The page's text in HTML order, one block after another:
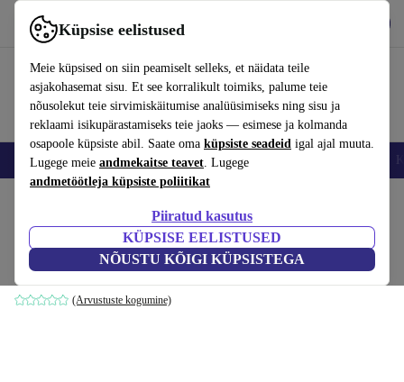
Küpsise eelistused
Meie küpsised on siin peamiselt selleks, et näidata teile
asjakohasemat sisu. Et see korralikult toimiks, palume teie
nõusolekut teie sirvimiskäitumise analüüsimiseks ning sisu ja
reklaami isikupärastamiseks teie jaoks — esimese ja kolmanda
osapoole küpsiste abil. Saate oma küpsiste seadeid igal ajal muuta.
Lugege meie andmekaitse teavet. Lugege
andmetöötleja küpsiste poliitikat
Piiratud kasutus
KÜPSISE EELISTUSED
NÕUSTU KÕIGI KÜPSISTEGA
Kasuta rakendust refurbed kiirelt ja lihtsalt
Nutitelefoni Sülearvutid Tahvelarvutid Nutikellad
Madison voodiga diivan Danny Cream
pruun
(Arvustuste kogumine)